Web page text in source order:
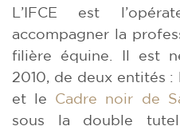
L’IFCE est
accompagner la
filière équine. Il est
2010, de deux entités :
et le Cadre noir de
sous la double